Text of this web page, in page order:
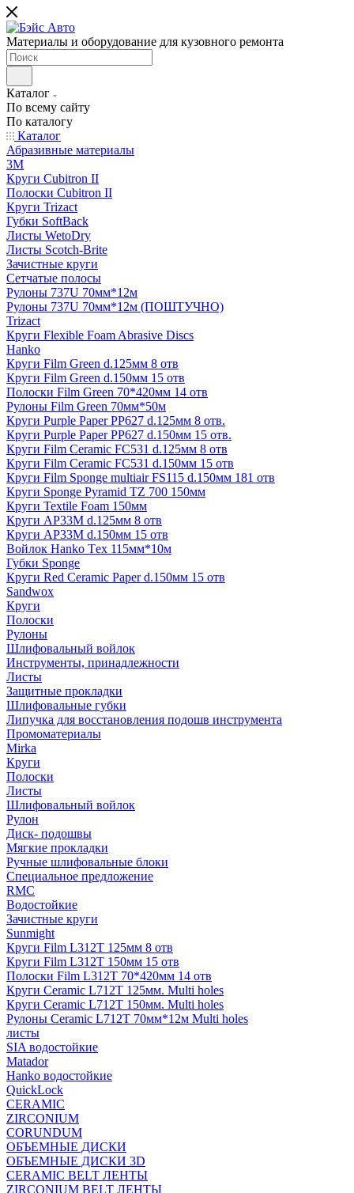
Материалы и оборудование для кузовного ремонта
Каталог
По всему сайту
По каталогу
Каталог
Абразивные материалы
3M
Круги Cubitron II
Полоски Cubitron II
Круги Trizact
Губки SoftBack
Листы WetoDry
Листы Scotch-Brite
Зачистные круги
Сетчатые полосы
Рулоны 737U 70мм*12м
Рулоны 737U 70мм*12м (ПОШТУЧНО)
Trizact
Круги Flexible Foam Abrasive Discs
Hanko
Круги Film Green d.125мм 8 отв
Круги Film Green d.150мм 15 отв
Полоски Film Green 70*420мм 14 отв
Рулоны Film Green 70мм*50м
Круги Purple Paper PP627 d.125мм 8 отв.
Круги Purple Paper PP627 d.150мм 15 отв.
Круги Film Ceramic FC531 d.125мм 8 отв
Круги Film Ceramic FC531 d.150мм 15 отв
Круги Film Sponge multiair FS115 d.150мм 181 отв
Круги Sponge Pyramid TZ 700 150мм
Круги Textile Foam 150мм
Круги AP33M d.125мм 8 отв
Круги AP33M d.150мм 15 отв
Войлок Hanko Tех 115мм*10м
Губки Sponge
Круги Red Ceramic Paper d.150мм 15 отв
Sandwox
Круги
Полоски
Рулоны
Шлифовальный войлок
Инструменты, принадлежности
Листы
Защитные прокладки
Шлифовальные губки
Липучка для восстановления подошв инструмента
Промоматериалы
Mirka
Круги
Полоски
Листы
Шлифовальный войлок
Рулон
Диск- подошвы
Мягкие прокладки
Ручные шлифовальные блоки
Специальное предложение
RMC
Водостойкие
Зачистные круги
Sunmight
Круги Film L312T 125мм 8 отв
Круги Film L312T 150мм 15 отв
Полоски Film L312T 70*420мм 14 отв
Круги Ceramic L712T 125мм. Multi holes
Круги Ceramic L712T 150мм. Multi holes
Рулоны Ceramic L712T 70мм*12м Multi holes
листы
SIA водостойкие
Matador
Hanko водостойкие
QuickLock
CERAMIC
ZIRCONIUM
СORUNDUM
ОБЪЕМНЫЕ ДИСКИ
ОБЪЕМНЫЕ ДИСКИ 3D
CERAMIC BELT ЛЕНТЫ
ZIRCONIUM BELT ЛЕНТЫ